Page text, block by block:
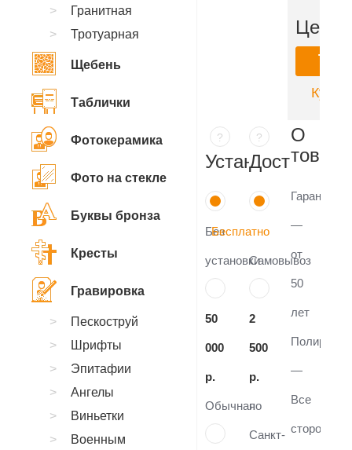
Цена:
?
Установка
Без
установки
50
000
р.
Обычная
?
Доставка
Бесплатно
Самовывоз
2
500
р.
по
Санкт-
О
товаре
Гарантия
—
от
50
лет
Полировка
—
Все
стороны
Гранитная
Тротуарная
Щебень
Таблички
Фотокерамика
Фото на стекле
Буквы бронза
Кресты
Гравировка
Пескоструй
Шрифты
Эпитафии
Ангелы
Виньетки
Военным